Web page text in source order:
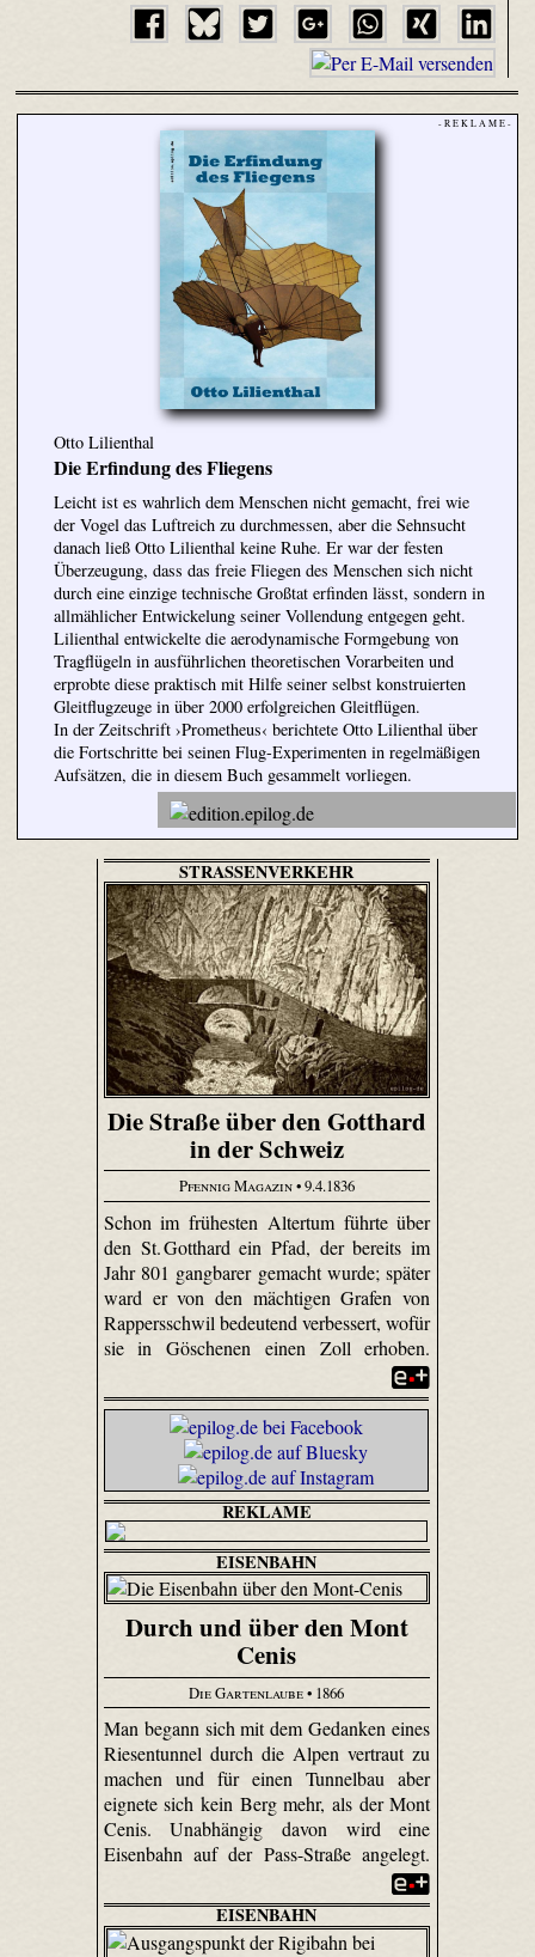
- R E K L A M E -
Otto Lilienthal
Die Erfindung des Fliegens
Leicht ist es wahrlich dem Menschen nicht gemacht, frei wie
der Vogel das Luftreich zu durchmessen, aber die Sehnsucht
danach ließ Otto Lilienthal keine Ruhe. Er war der festen
Überzeugung, dass das freie Fliegen des Menschen sich nicht
durch eine einzige technische Großtat erfinden lässt, sondern in
allmählicher Entwickelung seiner Vollendung entgegen geht.
Lilienthal entwickelte die aerodynamische Formgebung von
Tragflügeln in ausführlichen theoretischen Vorarbeiten und
erprobte diese praktisch mit Hilfe seiner selbst konstruierten
Gleitflugzeuge in über 2000 erfolgreichen Gleitflügen.
In der Zeitschrift ›Prometheus‹ berichtete Otto Lilienthal über
die Fortschritte bei seinen Flug-Experimenten in regelmäßigen
Aufsätzen, die in diesem Buch gesammelt vorliegen.
STRASSENVERKEHR
Die Straße über den Gotthard
in der Schweiz
Pfennig Magazin• 9.4.1836
Schon im frühesten Altertum führte über
den St. Gotthard ein Pfad, der bereits im
Jahr 801 gangbarer gemacht wurde; später
ward er von den mächtigen Grafen von
Rappers­schwil bedeutend verbessert, wofür
sie in Göschenen einen Zoll erhoben.
REKLAME
EISENBAHN
Durch und über den Mont
Cenis
Die Gartenlaube• 1866
Man begann sich mit dem Gedanken eines
Riesentunnel durch die Alpen vertraut zu
machen und für einen Tunnelbau aber
eignete sich kein Berg mehr, als der Mont
Cenis. Unabhängig davon wird eine
Eisenbahn auf der Pass-Straße angelegt.
EISENBAHN